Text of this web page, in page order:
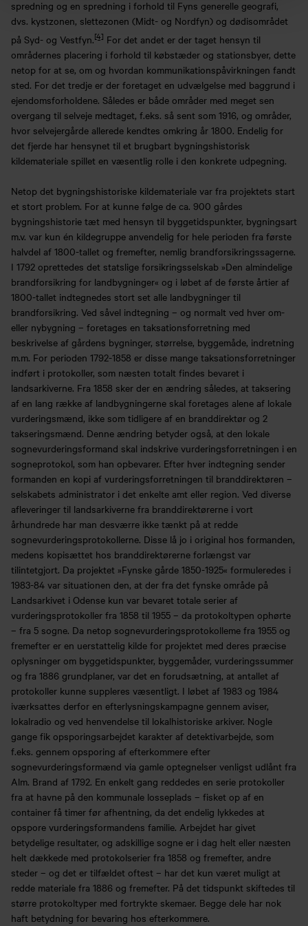
spredning og en spredning i forhold til Fyns generelle geografi,
dvs. kystzonen, slettezonen (Midt- og Nordfyn) og dødisområdet
på Syd- og Vestfyn.[4] For det andet er der taget hensyn til
områdernes placering i forhold til købstæder og stationsbyer, dette
netop for at se, om og hvordan kommunikationspåvirkningen fandt
sted. For det tredje er der foretaget en udvælgelse med baggrund i
ejendomsforholdene. Således er både områder med meget sen
overgang til selveje medtaget, f.eks. så sent som 1916, og områder,
hvor selvejergårde allerede kendtes omkring år 1800. Endelig for
det fjerde har hensynet til et brugbart bygningshistorisk
kildemateriale spillet en væsentlig rolle i den konkrete udpegning.
Netop det bygningshistoriske kildemateriale var fra projektets start
et stort problem. For at kunne følge de ca. 900 gårdes
bygningshistorie tæt med hensyn til byggetidspunkter, bygningsart
m.v. var kun én kildegruppe anvendelig for hele perioden fra første
halvdel af 1800-tallet og fremefter, nemlig brandforsikringssagerne.
I 1792 oprettedes det statslige forsikringsselskab »Den almindelige
brandforsikring for landbygninger« og i løbet af de første årtier af
1800-tallet indtegnedes stort set alle landbygninger til
brandforsikring. Ved såvel indtegning – og normalt ved hver om-
eller nybygning – foretages en taksationsforretning med
beskrivelse af gårdens bygninger, størrelse, byggemåde, indretning
m.m. For perioden 1792-1858 er disse mange taksationsforretninger
indført i protokoller, som næsten totalt findes bevaret i
landsarkiverne. Fra 1858 sker der en ændring således, at taksering
af en lang række af landbygningerne skal foretages alene af lokale
vurderingsmænd, ikke som tidligere af en branddirektør og 2
takseringsmænd. Denne ændring betyder også, at den lokale
sognevurderingsformand skal indskrive vurderingsforretningen i en
sogneprotokol, som han opbevarer. Efter hver indtegning sender
formanden en kopi af vurderingsforretningen til branddirektøren –
selskabets administrator i det enkelte amt eller region. Ved diverse
afleveringer til landsarkiverne fra branddirektørerne i vort
århundrede har man desværre ikke tænkt på at redde
sognevurderingsprotokollerne. Disse lå jo i original hos formanden,
medens kopisættet hos branddirektørerne forlængst var
tilintetgjort. Da projektet »Fynske gårde 1850-1925« formuleredes i
1983-84 var situationen den, at der fra det fynske område på
Landsarkivet i Odense kun var bevaret totale serier af
vurderingsprotokoller fra 1858 til 1955 – da protokoltypen ophørte
– fra 5 sogne. Da netop sognevurderingsprotokolleme fra 1955 og
fremefter er en uerstattelig kilde for projektet med deres præcise
oplysninger om byggetidspunkter, byggemåder, vurderingssummer
og fra 1886 grundplaner, var det en forudsætning, at antallet af
protokoller kunne suppleres væsentligt. I løbet af 1983 og 1984
iværksattes derfor en efterlysningskampagne gennem aviser,
lokalradio og ved henvendelse til lokalhistoriske arkiver. Nogle
gange fik opsporingsarbejdet karakter af detektivarbejde, som
f.eks. gennem opsporing af efterkommere efter
sognevurderingsformænd via gamle optegnelser venligst udlånt fra
Alm. Brand af 1792. En enkelt gang reddedes en serie protokoller
fra at havne på den kommunale losseplads – fisket op af en
container få timer før afhentning, da det endelig lykkedes at
opspore vurderingsformandens familie. Arbejdet har givet
betydelige resultater, og adskillige sogne er i dag helt eller næsten
helt dækkede med protokolserier fra 1858 og fremefter, andre
steder – og det er tilfældet oftest – har det kun været muligt at
redde materiale fra 1886 og fremefter. På det tidspunkt skiftedes til
større protokoltyper med fortrykte skemaer. Begge dele har nok
haft betydning for bevaring hos efterkommere.